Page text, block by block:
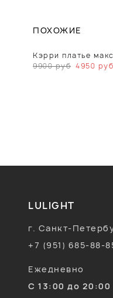
ПОХОЖИЕ
Кэрри платье
9900руб 4950 руб
LULIGHT
г. Санкт-
+7 (951) 685-88-
Ежедневно
С 13:00 до 20:00